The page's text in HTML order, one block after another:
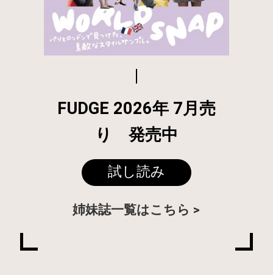
FUDGE 2026年 7月売
り 発売中
試し読み
姉妹誌一覧はこちら